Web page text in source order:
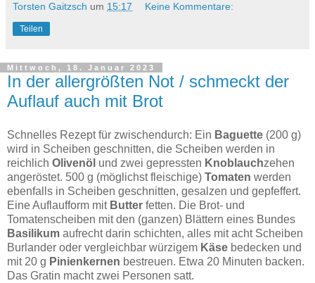
Torsten Gaitzsch um 15:17 Keine Kommentare:
Teilen
Mittwoch, 18. Januar 2023
In der allergrößten Not / schmeckt der
Auflauf auch mit Brot
Schnelles Rezept für zwischendurch: Ein Baguette (200 g)
wird in Scheiben geschnitten, die Scheiben werden in
reichlich Olivenöl und zwei gepressten Knoblauchzehen
angeröstet. 500 g (möglichst fleischige) Tomaten werden
ebenfalls in Scheiben geschnitten, gesalzen und gepfeffert.
Eine Auflaufform mit Butter fetten. Die Brot- und
Tomatenscheiben mit den (ganzen) Blättern eines Bundes
Basilikum aufrecht darin schichten, alles mit acht Scheiben
Burlander oder vergleichbar würzigem Käse bedecken und
mit 20 g Pinienkernen bestreuen. Etwa 20 Minuten backen.
Das Gratin macht zwei Personen satt.